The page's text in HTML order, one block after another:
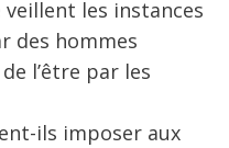
veillent les instances
des hommes
l’être par les
ils imposer aux